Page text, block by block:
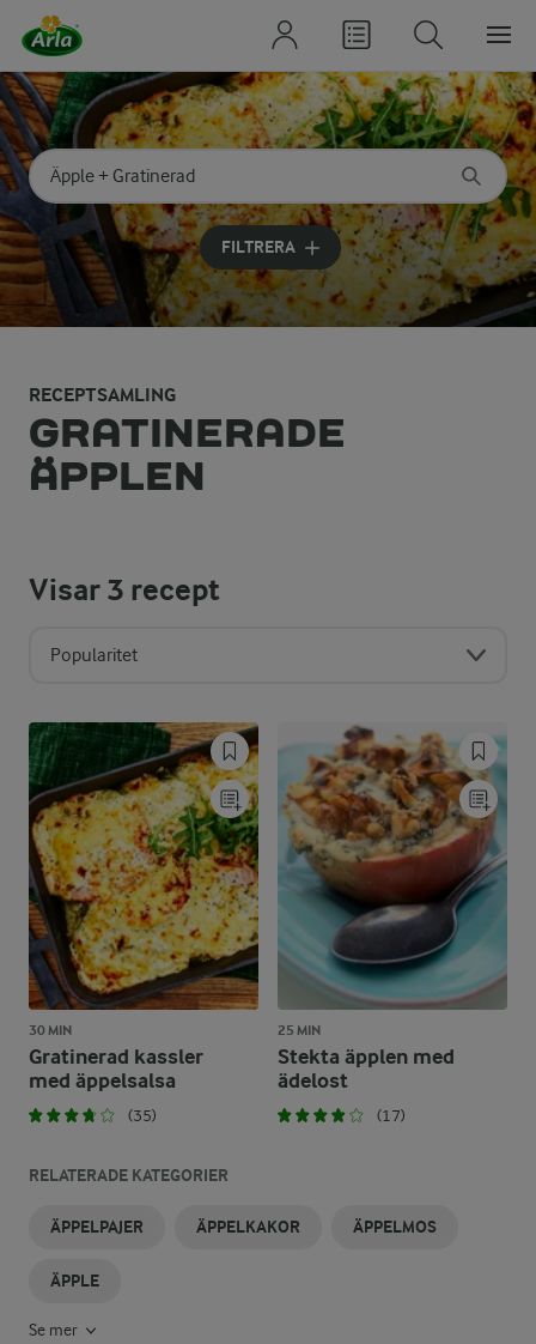
Sök på kategori eller ingrediens
Skriv in sökord för att få förslag
FILTRERA
RECEPTSAMLING
GRATINERADE
ÄPPLEN
Visar3 recept
Popularitet
30 MIN
Gratinerad kassler
med äppelsalsa
(35)
25 MIN
Stekta äpplen med
ädelost
(17)
RELATERADE KATEGORIER
ÄPPELPAJER ÄPPELKAKOR ÄPPELMOS
ÄPPLE
Se mer